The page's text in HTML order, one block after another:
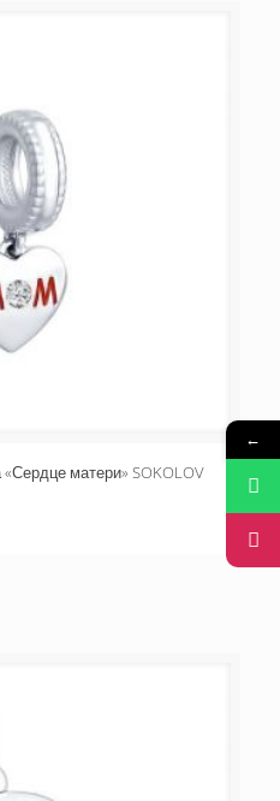
матери» SOKOLOV
←